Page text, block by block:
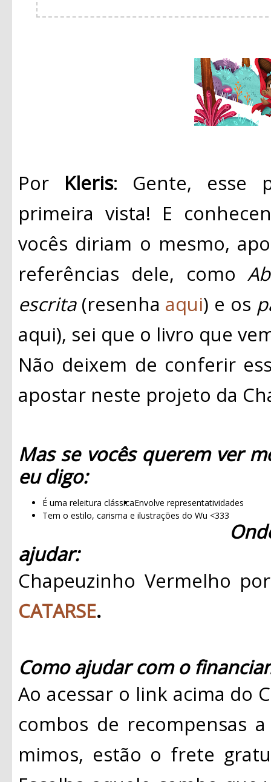
Por Kleris: Gente, esse
primeira vista! E
vocês diriam o mesmo,
referências dele, como
escrita(resenha aqui) e os
aqui), sei que o livro que
Não deixem de conferir
apostar neste projeto da
Mas se vocês querem ver
eu digo:
É uma releitura clássicaEnvolve representatividades
Tem o estilo, carisma e ilustrações do Wu <333
ajudar:
Chapeuzinho Vermelho
CATARSE.
Como ajudar com o
Ao acessar o link acima do
combos de recompensas
mimos, estão o frete